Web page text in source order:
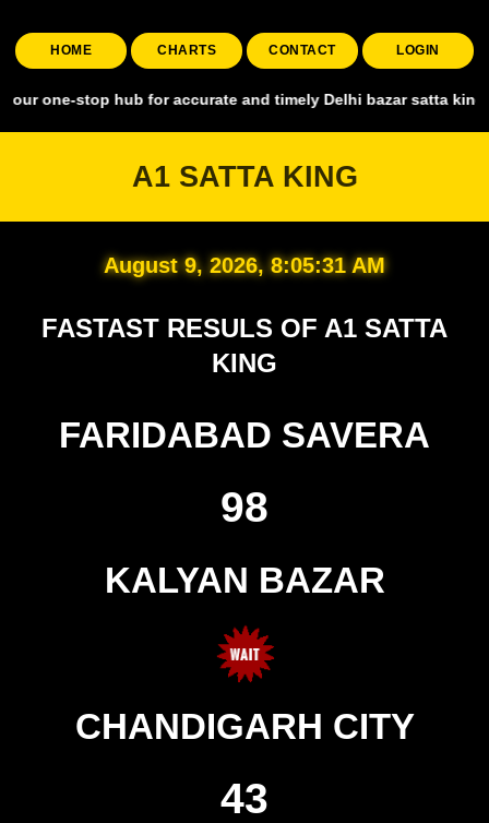
HOME CHARTS CONTACT LOGIN
hub for accurate and timely Delhi bazar satta king,
A1 SATTA KING
August 9, 2026, 8:05:32 AM
FASTAST RESULS OF A1 SATTA
KING
FARIDABAD SAVERA
98
KALYAN BAZAR
CHANDIGARH CITY
43